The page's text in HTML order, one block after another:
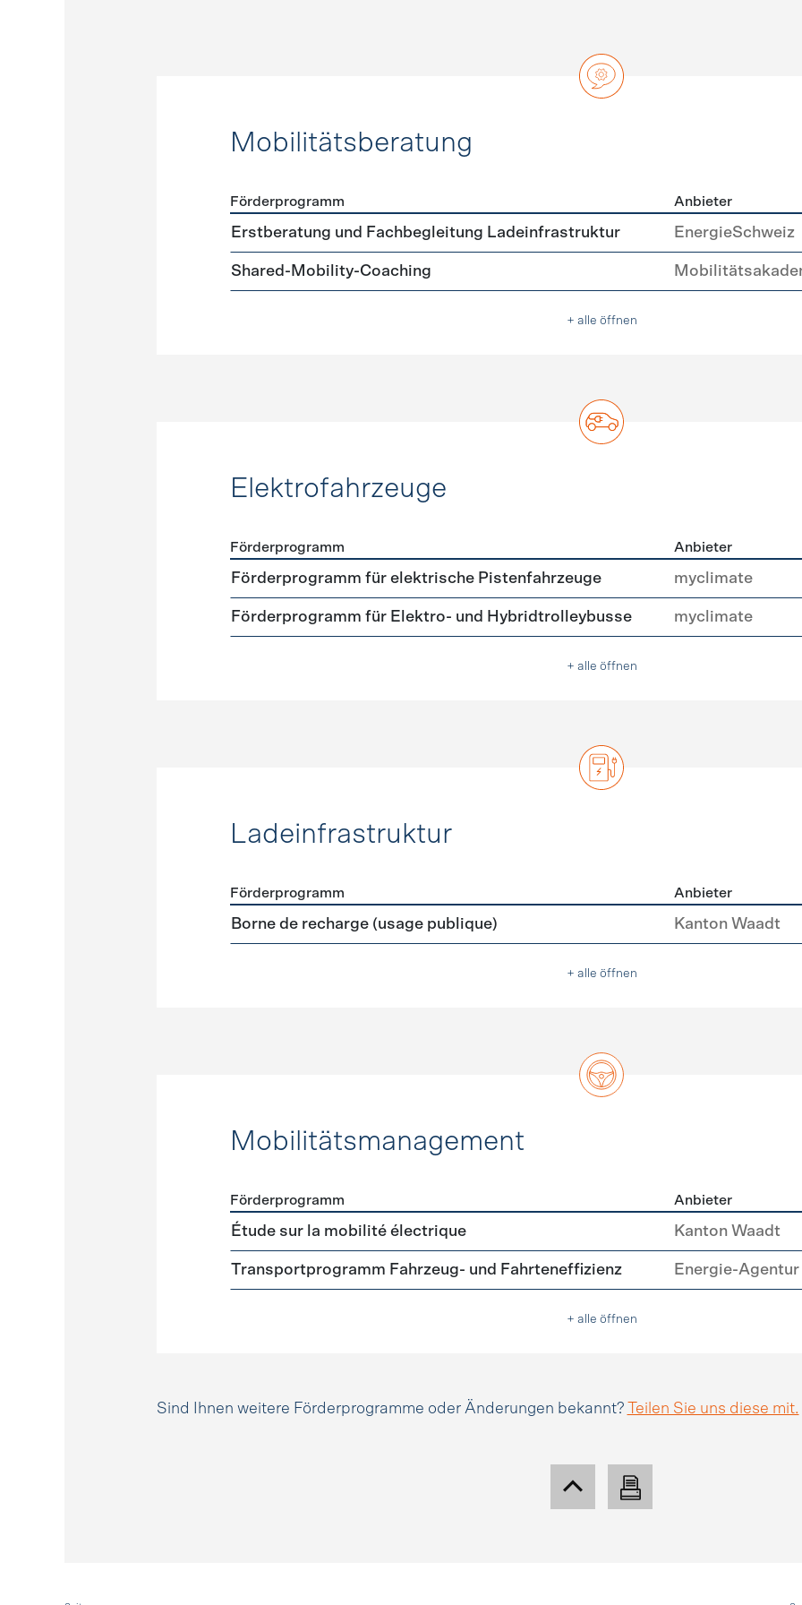
Mobilitätsberatung
Förderprogramme Mobilitätsberatung
Förderprogramm Anbieter
Erstberatung und Fachbegleitung Ladeinfrastruktur EnergieSchweiz
Shared-Mobility-Coaching
+ alle öffnen
Elektrofahrzeuge
Förderprogramme Elektrofahrzeuge
Förderprogramm Anbieter
Förderprogramm für elektrische Pistenfahrzeuge myclimate
Förderprogramm für Elektro- und Hybridtrolleybusse myclimate
+ alle öffnen
Ladeinfrastruktur
Förderprogramme Ladeinfrastruktur
Förderprogramm Anbieter
Borne de recharge (usage publique) Kanton Waadt
+ alle öffnen
Mobilitätsmanagement
Förderprogramme Mobilitätsmanagement
Förderprogramm Anbieter
Étude sur la mobilité électrique Kanton Waadt
Transportprogramm Fahrzeug- und Fahrteneffizienz Energie-
+ alle öffnen
Sind Ihnen weitere Förderprogramme oder Änderungen bekannt? Teilen Sie uns diese mit.